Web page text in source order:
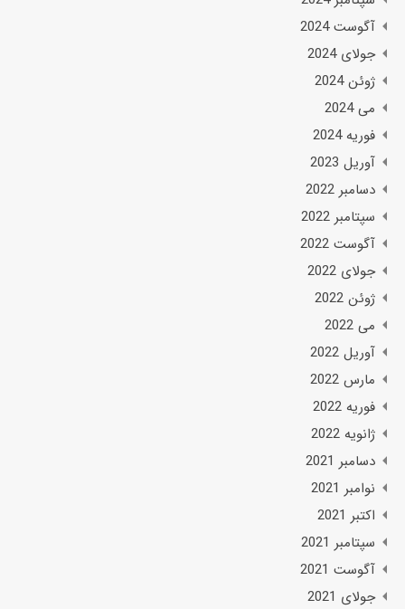
آگوست 2024
جولای 2024
ژوئن 2024
می 2024
فوریه 2024
آوریل 2023
دسامبر 2022
سپتامبر 2022
آگوست 2022
جولای 2022
ژوئن 2022
می 2022
آوریل 2022
مارس 2022
فوریه 2022
ژانویه 2022
دسامبر 2021
نوامبر 2021
اکتبر 2021
سپتامبر 2021
آگوست 2021
جولای 2021